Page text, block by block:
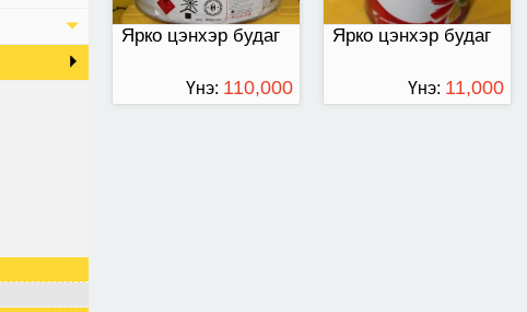
Ярко цэнхэр будаг
Үнэ: 110,000
Ярко цэнхэр будаг
Үнэ: 11,000